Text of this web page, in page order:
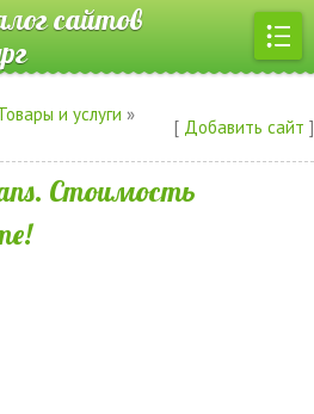
сайтов
и услуги »
[ Добавить сайт ]
Стоимость